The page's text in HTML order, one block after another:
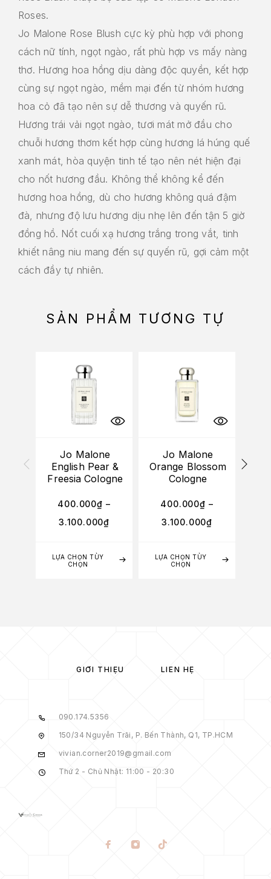
Roses.
Jo Malone Rose Blush cực kỳ phù hợp với phong
cách nữ tính, ngọt ngào, rất phù hợp vs mấy nàng
thơ. Hương hoa hồng dịu dàng độc quyền, kết hợp
cùng sự ngọt ngào, mềm mại đến từ nhóm hương
hoa cỏ đã tạo nên sự dễ thương và quyến rũ.
Hương trái vải ngọt ngào, tươi mát mở đầu cho
chuỗi hương thơm kết hợp cùng hương lá húng quế
xanh mát, hòa quyện tinh tế tạo nên nét hiện đại
cho nốt hương đầu. Không thể không kể đến
hương hoa hồng, dù cho hương không quá đậm
đà, nhưng độ lưu hương dịu nhẹ lên đến tận 5 giờ
đồng hồ. Nốt cuối xạ hương trắng trong vắt, tinh
khiết nâng niu mang đến sự quyến rũ, gợi cảm một
cách đầy tự nhiên.
SẢN PHẨM TƯƠNG TỰ
LỰA CHỌN TÙY
CHỌN
Jo Malone
English Pear &
Freesia Cologne
400.000₫ –
3.100.000₫
LỰA CHỌN TÙY
CHỌN
Jo Malone
Orange Blossom
Cologne
400.000₫ –
3.100.000₫
GIỚI THIỆU LIÊN HỆ
090.174.5356
150/34 Nguyễn Trãi, P. Bến Thành, Q1, TP.HCM
vivian.corner2019@gmail.com
Thứ 2 - Chủ Nhật: 11:00 - 20:30